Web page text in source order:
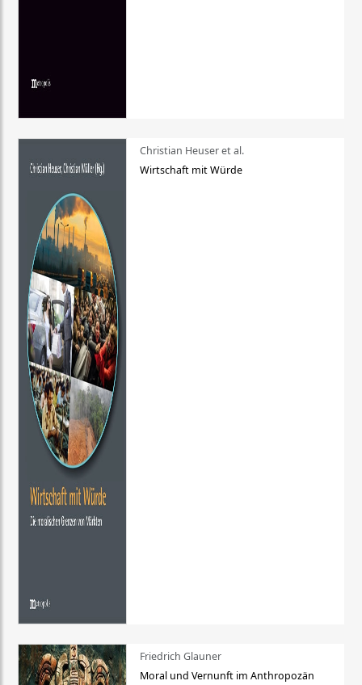
Christian Heuser et al.
Wirtschaft mit Würde
Friedrich Glauner
Moral und Vernunft im Anthropozän